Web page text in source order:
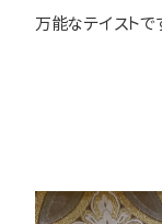
万能なテイストで